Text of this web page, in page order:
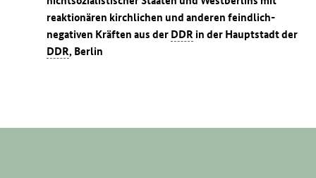
reaktionären kirchlichen und anderen feindlich-
negativen Kräften aus der DDR in der Hauptstadt der
DDR, Berlin